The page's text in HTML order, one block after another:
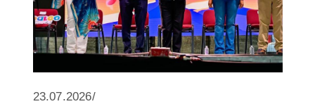
23.07.2026/